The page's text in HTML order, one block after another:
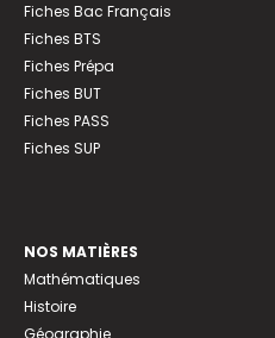
Fiches Bac Français
Fiches BTS
Fiches Prépa
Fiches BUT
Fiches PASS
Fiches SUP
NOS MATIÈRES
Mathématiques
Histoire